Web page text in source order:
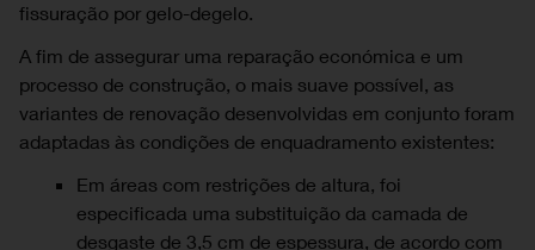
fissuração por gelo-degelo.
A fim de assegurar uma reparação económica e um
processo de construção, o mais suave possível, as
variantes de renovação desenvolvidas em conjunto foram
adaptadas às condições de enquadramento existentes:
Em áreas com restrições de altura, foi
especificada uma substituição da camada de
desgaste de 3,5 cm de espessura, de acordo com